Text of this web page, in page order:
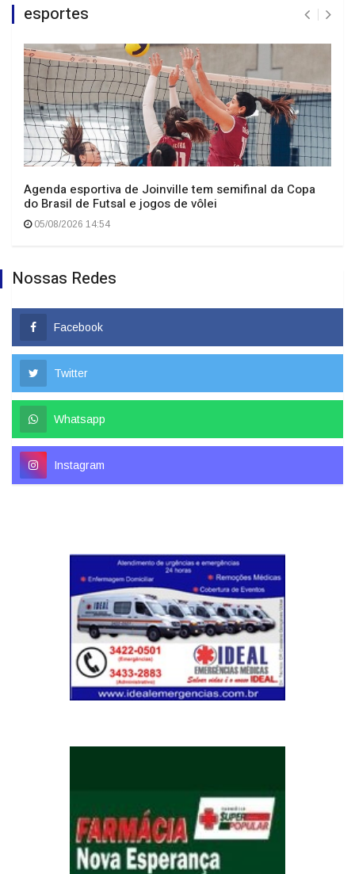
esportes
Agenda esportiva de Joinville tem semifinal da Copa
do Brasil de Futsal e jogos de vôlei
05/08/2026 14:54
Nossas Redes
Facebook
Twitter
Whatsapp
Instagram